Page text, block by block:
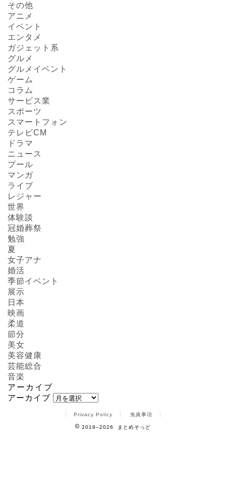
その他
アニメ
イベント
エンタメ
ガジェット系
グルメ
グルメイベント
ゲーム
コラム
サービス業
スポーツ
スマートフォン
テレビCM
ドラマ
ニュース
プール
マンガ
ライブ
レジャー
世界
体験談
冠婚葬祭
勉強
夏
女子アナ
婚活
季節イベント
展示
日本
映画
柔道
節分
美女
美容健康
芸能総合
音楽
アーカイブ
アーカイブ
Privacy Policy 免責事項
2019–2026 まとめそっど